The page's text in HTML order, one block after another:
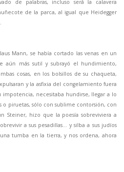
de palabras, incluso será la calavera
de la parca, al igual que Heidegger
Mann, se había cortado las venas en un
aún más sutil y subrayó el hundimiento,
cosas, en los bolsillos de su chaqueta,
y la asfixia del congelamiento fuera
impotencia, necesitaba hundirse, llegar a lo
o piruetas, sólo con sublime contorsión, con
Steiner, hizo que la poesía sobreviviera a
a sus pesadillas… y silba a sus judíos
tumba en la tierra, y nos ordena, ahora